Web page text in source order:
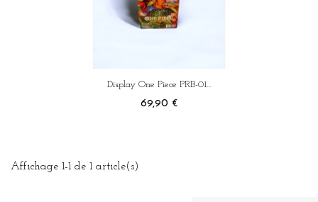
Display One Piece PRB-01...
Prix
69,90 €
Affichage 1-1 de 1 article(s)